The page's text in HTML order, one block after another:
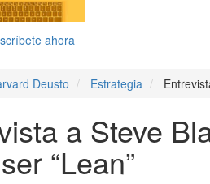
ahora
Deusto Estrategia
a Steve
“Lean”